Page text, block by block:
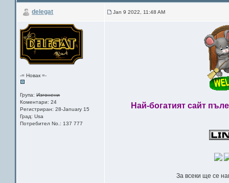
delegat Jan 9 2022, 11:48 AM
-= Новак =-
Група:Изгонени
Коментари: 24
Регистриран: 28-January 15
Град: Usa
Потребител No.: 137 777
Най-богатият сайт
За всеки ще се